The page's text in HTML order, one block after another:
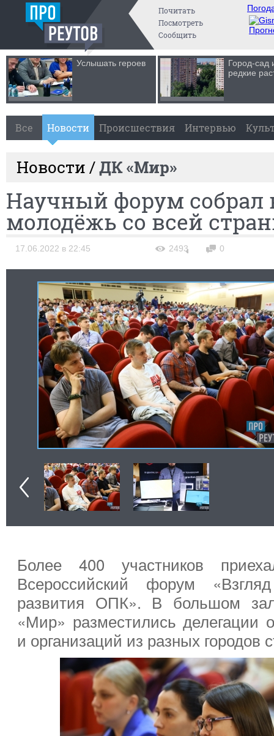
Почитать
Посмотреть
Сообщить
Услышать героев
Город-сад
редкие
Все Новости Происшествия Интервью
Новости /ДК «Мир»
Научный форум собрал
молодёжь со всей
17.06.2022 в 22:45 2493 0
Более 400 участников
Всероссийский форум
развития ОПК». В большом
«Мир» разместились делегации
и организаций из разных городов